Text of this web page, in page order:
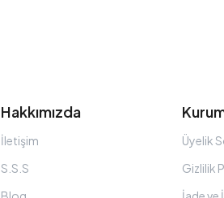
Hakkımızda
İletişim
S.S.S
Üyelik
Gizlilik